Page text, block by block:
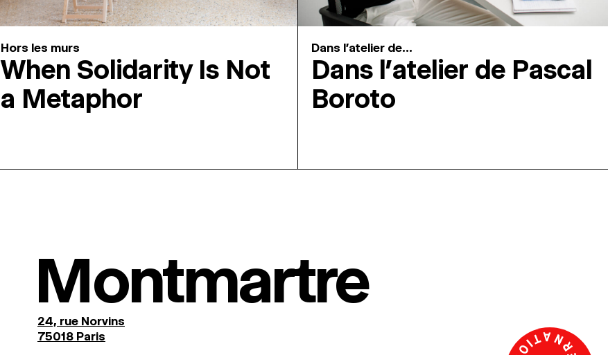
Hors les murs
When Solidarity Is Not
a Metaphor
Dans l'atelier de...
Dans l’atelier de Pascal
Boroto
Montmartre
24, rue Norvins
75018 Paris